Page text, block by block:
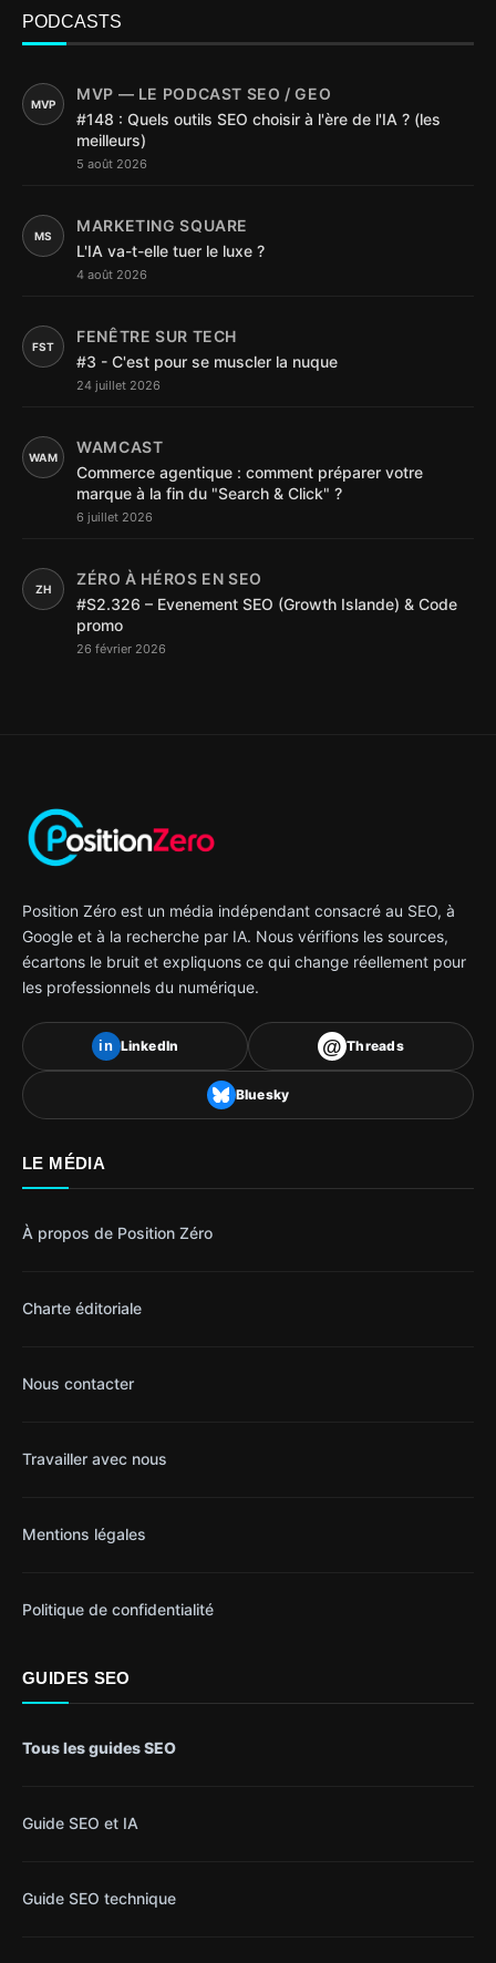
PODCASTS
MVP
MVP — LE PODCAST SEO / GEO
#148 : Quels outils SEO choisir à l'ère de l'IA ? (les
meilleurs)
5 août 2026
MS
MARKETING SQUARE
L'IA va-t-elle tuer le luxe ?
4 août 2026
FST
FENÊTRE SUR TECH
#3 - C'est pour se muscler la nuque
24 juillet 2026
WAM
WAMCAST
Commerce agentique : comment préparer votre
marque à la fin du "Search & Click" ?
6 juillet 2026
ZH
ZÉRO À HÉROS EN SEO
#S2.326 – Evenement SEO (Growth Islande) & Code
promo
26 février 2026
Position Zéro est un média indépendant consacré au SEO, à
Google et à la recherche par IA. Nous vérifions les sources,
écartons le bruit et expliquons ce qui change réellement pour
les professionnels du numérique.
in LinkedIn @ Threads
Bluesky
LE MÉDIA
À propos de Position Zéro
Charte éditoriale
Nous contacter
Travailler avec nous
Mentions légales
Politique de confidentialité
GUIDES SEO
Tous les guides SEO
Guide SEO et IA
Guide SEO technique